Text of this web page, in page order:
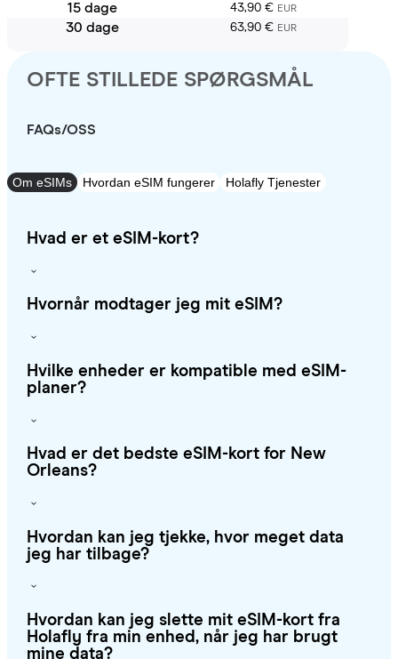
15 dage 43,90 € EUR
30 dage 63,90 € EUR
OFTE STILLEDE SPØRGSMÅL
FAQs/OSS
Om eSIMs Hvordan eSIM fungerer Holafly Tjenester
Hvad er et eSIM-kort?
Hvornår modtager jeg mit eSIM?
Hvilke enheder er kompatible med eSIM-
planer?
Hvad er det bedste eSIM-kort for New
Orleans?
Hvordan kan jeg tjekke, hvor meget data
jeg har tilbage?
Hvordan kan jeg slette mit eSIM-kort fra
Holafly fra min enhed, når jeg har brugt
mine data?